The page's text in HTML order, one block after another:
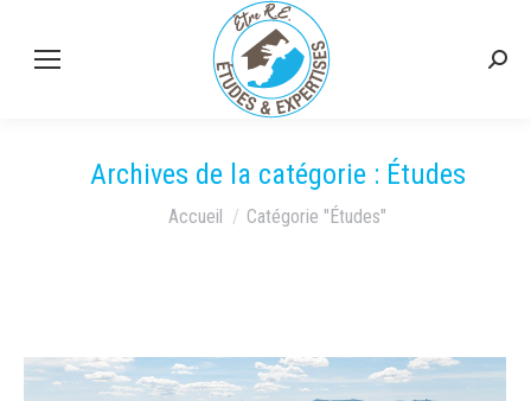
Archives de la catégorie : Études
Vous êtes ici :
Accueil Catégorie "Études"